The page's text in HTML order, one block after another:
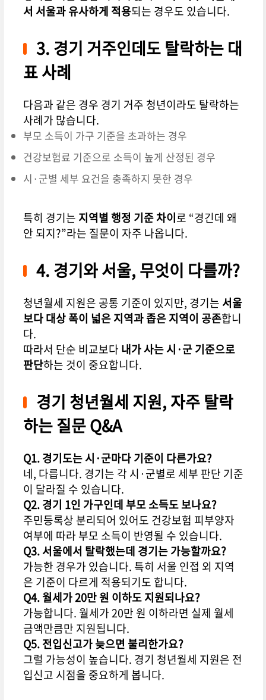
서 서울과 유사하게 적용되는 경우도 있습니다.
3. 경기 거주인데도 탈락하는 대
표 사례
다음과 같은 경우 경기 거주 청년이라도 탈락하는
사례가 많습니다.
부모 소득이 가구 기준을 초과하는 경우
건강보험료 기준으로 소득이 높게 산정된 경우
시·군별 세부 요건을 충족하지 못한 경우
특히 경기는 지역별 행정 기준 차이로 “경긴데 왜
안 되지?”라는 질문이 자주 나옵니다.
4. 경기와 서울, 무엇이 다를까?
청년월세 지원은 공통 기준이 있지만, 경기는 서울
보다 대상 폭이 넓은 지역과 좁은 지역이 공존합니
다.
따라서 단순 비교보다 내가 사는 시·군 기준으로
판단하는 것이 중요합니다.
경기 청년월세 지원, 자주 탈락
하는 질문 Q&A
Q1. 경기도는 시·군마다 기준이 다른가요?
네, 다릅니다. 경기는 각 시·군별로 세부 판단 기준
이 달라질 수 있습니다.
Q2. 경기 1인 가구인데 부모 소득도 보나요?
주민등록상 분리되어 있어도 건강보험 피부양자
여부에 따라 부모 소득이 반영될 수 있습니다.
Q3. 서울에서 탈락했는데 경기는 가능할까요?
가능한 경우가 있습니다. 특히 서울 인접 외 지역
은 기준이 다르게 적용되기도 합니다.
Q4. 월세가 20만 원 이하도 지원되나요?
가능합니다. 월세가 20만 원 이하라면 실제 월세
금액만큼만 지원됩니다.
Q5. 전입신고가 늦으면 불리한가요?
그럴 가능성이 높습니다. 경기 청년월세 지원은 전
입신고 시점을 중요하게 봅니다.